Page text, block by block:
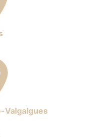
Valgalgues